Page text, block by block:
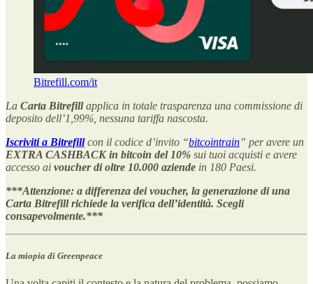
Bitrefill.com/it
La Carta Bitrefillapplica in totale trasparenza una commissione di
deposito dell’1,99%, nessuna tariffa nascosta.
Iscriviti a Bitrefill con il codice d’invito “bitcointrain” per avere un
EXTRA CASHBACK in bitcoin del 10% sui tuoi acquisti e avere
accesso ai voucher di oltre 10.000 aziende in 180 Paesi.
***Attenzione: a differenza dei voucher, la generazione di una
Carta Bitrefill richiede la verifica dell’identità. Scegli
consapevolmente.***
La miopia di Greenpeace